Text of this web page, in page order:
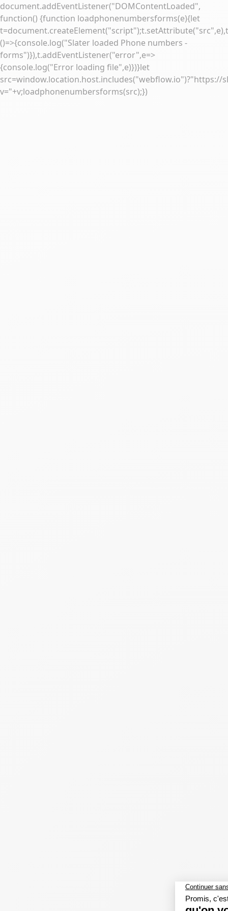
document.addEventListener("DOMContentLoaded",
function() {function loadphonenumbersforms(e){let
()=>{console.log("Slater loaded Phone numbers -
forms")}),t.addEventListener("error",e=>
{console.log("Error loading file",e)})}let
src=window.location.host.includes("webflow.io")?"https://
v="+v;loadphonenumbersforms(src);})